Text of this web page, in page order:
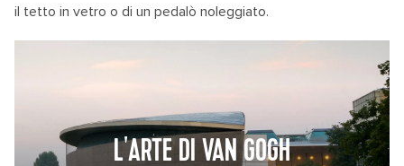
il tetto in vetro o di un pedalò noleggiato.
L'ARTE DI VAN GOGH